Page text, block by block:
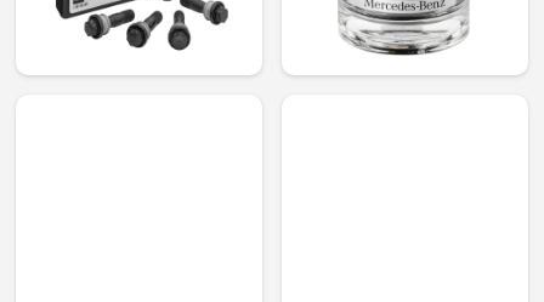
110,12 € /
215,38 лв.
179,97 лв.